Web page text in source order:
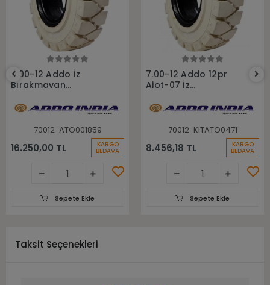
7.00-12 Addo İz
Bırakmayan
Forklift Lastiği
70012-ATO001859
16.250,00 TL KARGO
BEDAVA
Sepete Ekle
7.00-12 Addo 12pr
Aiot-07 İz
Forklift Lastiği
70012-KITATO0471
8.456,18 TL KARGO
BEDAVA
Sepete Ekle
Taksit Seçenekleri